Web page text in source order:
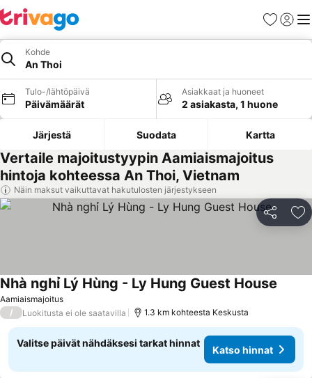
Suosikit
Kohde
An Thoi
Tulo-/lähtöpäivä
Päivämäärät
Asiakkaat ja huoneet
2 asiakasta, 1 huone
Järjestä Suodata Kartta
Vertaile majoitustyypin Aamiaismajoitus
hintoja kohteessa An Thoi, Vietnam
Näin maksut vaikuttavat hakutulosten järjestykseen
Jaa
Aamiaismajoitus
Nhà nghỉ Lý Hùng - Ly Hung Guest House
/ Luokitusta ei ole saatavilla 1.3 km kohteesta Keskusta
Valitse päivät nähdäksesi tarkat hinnat
Katso hinnat